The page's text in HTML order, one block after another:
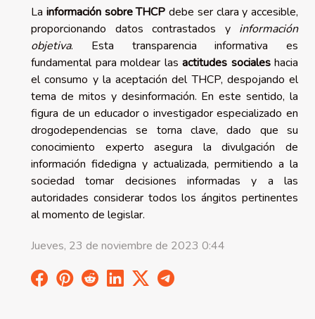
La información sobre THCP debe ser clara y accesible,
proporcionando datos contrastados y información
objetiva. Esta transparencia informativa es
fundamental para moldear las actitudes socialeshacia
el consumo y la aceptación del THCP, despojando el
tema de mitos y desinformación. En este sentido, la
figura de un educador o investigador especializado en
drogodependencias se torna clave, dado que su
conocimiento experto asegura la divulgación de
información fidedigna y actualizada, permitiendo a la
sociedad tomar decisiones informadas y a las
autoridades considerar todos los ángitos pertinentes
al momento de legislar.
Jueves, 23 de noviembre de 2023 0:44